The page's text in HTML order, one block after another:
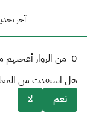
آخر تحديث: 28 يونيو 2026 11:45 ص
0 من الزوار
هل استفدت من
نعم
لا